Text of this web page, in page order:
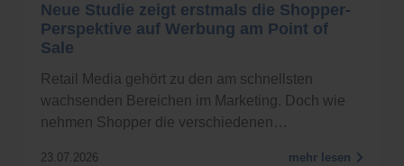
Neue Studie zeigt erstmals die Shopper-
Perspektive auf Werbung am Point of
Sale
Retail Media gehört zu den am schnellsten
wachsenden Bereichen im Marketing. Doch wie
nehmen Shopper die verschiedenen…
23.07.2026 mehr lesen